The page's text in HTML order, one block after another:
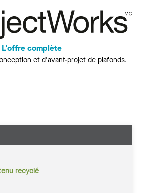
L'offre complète
et d'avant-projet de plafonds.
recyclé